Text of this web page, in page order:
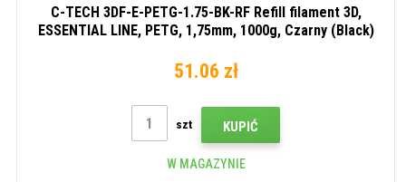
C-TECH 3DF-E-PETG-1.75-BK-RF Refill filament 3D,
ESSENTIAL LINE, PETG, 1,75mm, 1000g, Czarny (Black)
51.06 zł
szt KUPIĆ
W MAGAZYNIE